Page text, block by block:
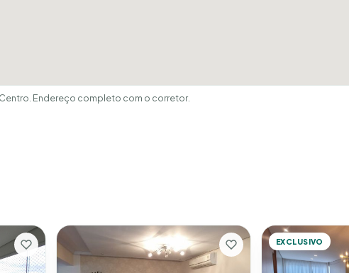
Endereço completo com o corretor.
EXCLUSIVO